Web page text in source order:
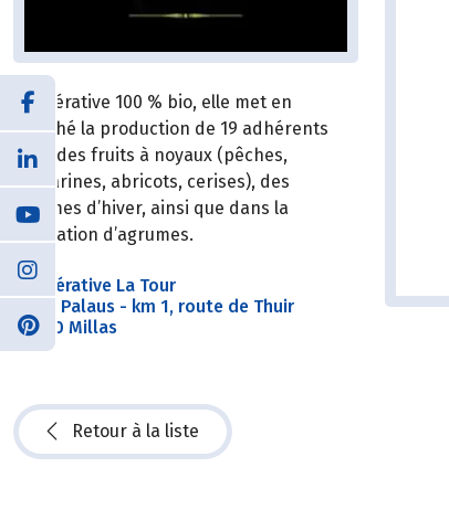
Coopérative 100 % bio, elle met en
marché la production de 19 adhérents
dont des fruits à noyaux (pêches,
nectarines, abricots, cerises), des
légumes d’hiver, ainsi que dans la
plantation d’agrumes.
Coopérative La Tour
A Los Palaus - km 1, route de Thuir
66170 Millas
Retour à la liste